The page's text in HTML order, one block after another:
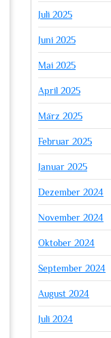
Juli 2025
Juni 2025
Mai 2025
April 2025
März 2025
Februar 2025
Januar 2025
Dezember 2024
November 2024
Oktober 2024
September 2024
August 2024
Juli 2024